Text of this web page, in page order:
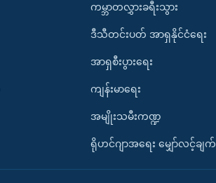
ကမ္ဘာတလွှားခရီးသွား
ဒီသီတင်းပတ် အာရှနိုင်ငံရေး
အာရှစီးပွားရေး
ကျန်းမာရေး
အမျိုးသမီးကဏ္ဍ
ရိုဟင်ဂျာအရေး မျှော်လင့်ချက်